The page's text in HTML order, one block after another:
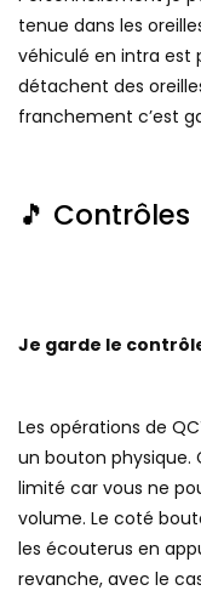
tenue dans les
véhiculé en intra est
détachent des
franchement c’est
🎵 Contrôles
Je garde le
Les opérations de
un bouton physique.
limité car vous ne
volume. Le coté
les écouterus en
revanche, avec le